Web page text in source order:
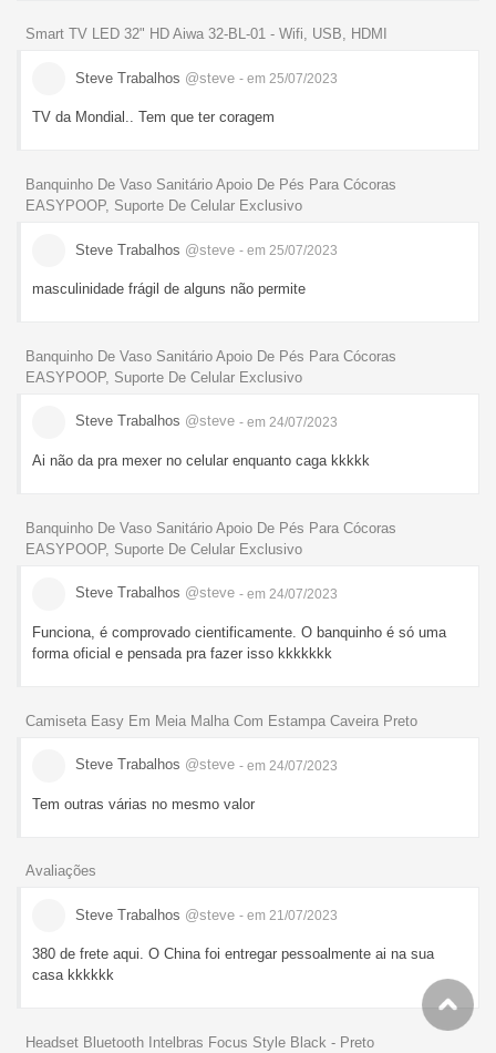
Smart TV LED 32" HD Aiwa 32-BL-01 - Wifi, USB, HDMI
Steve Trabalhos @steve - em 25/07/2023
TV da Mondial.. Tem que ter coragem
Banquinho De Vaso Sanitário Apoio De Pés Para Cócoras
EASYPOOP, Suporte De Celular Exclusivo
Steve Trabalhos @steve - em 25/07/2023
masculinidade frágil de alguns não permite
Banquinho De Vaso Sanitário Apoio De Pés Para Cócoras
EASYPOOP, Suporte De Celular Exclusivo
Steve Trabalhos @steve - em 24/07/2023
Ai não da pra mexer no celular enquanto caga kkkkk
Banquinho De Vaso Sanitário Apoio De Pés Para Cócoras
EASYPOOP, Suporte De Celular Exclusivo
Steve Trabalhos @steve - em 24/07/2023
Funciona, é comprovado cientificamente. O banquinho é só uma
forma oficial e pensada pra fazer isso kkkkkkk
Camiseta Easy Em Meia Malha Com Estampa Caveira Preto
Steve Trabalhos @steve - em 24/07/2023
Tem outras várias no mesmo valor
Avaliações
Steve Trabalhos @steve - em 21/07/2023
380 de frete aqui. O China foi entregar pessoalmente ai na sua
casa kkkkkk
Headset Bluetooth Intelbras Focus Style Black - Preto